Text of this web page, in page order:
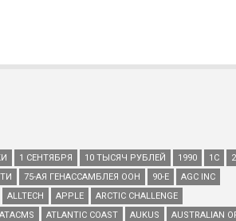
1 СЕНТЯБРЯ 10 ТЫСЯЧ РУБЛЕЙ 1990 1С
75-АЯ ГЕНАССАМБЛЕЯ ООН 90-Е
AGC INC
ALLTECH APPLE
ARCTIC CHALLENGE
ATACMS ATLANTIC COAST AUKUS
AUSTRALIAN